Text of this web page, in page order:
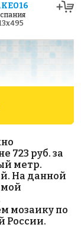
723 руб. за
метр.
На данной
мозаику по
России.